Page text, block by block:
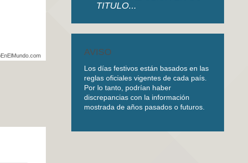
TITULO...
AVISO
Los días festivos están basados en las
reglas oficiales vigentes de cada país.
Por lo tanto, podrían haber
discrepancias con la información
mostrada de años pasados o futuros.